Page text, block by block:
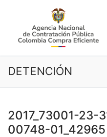
contenido
DETENCIÓN
2017_73001-
00748-01_42965